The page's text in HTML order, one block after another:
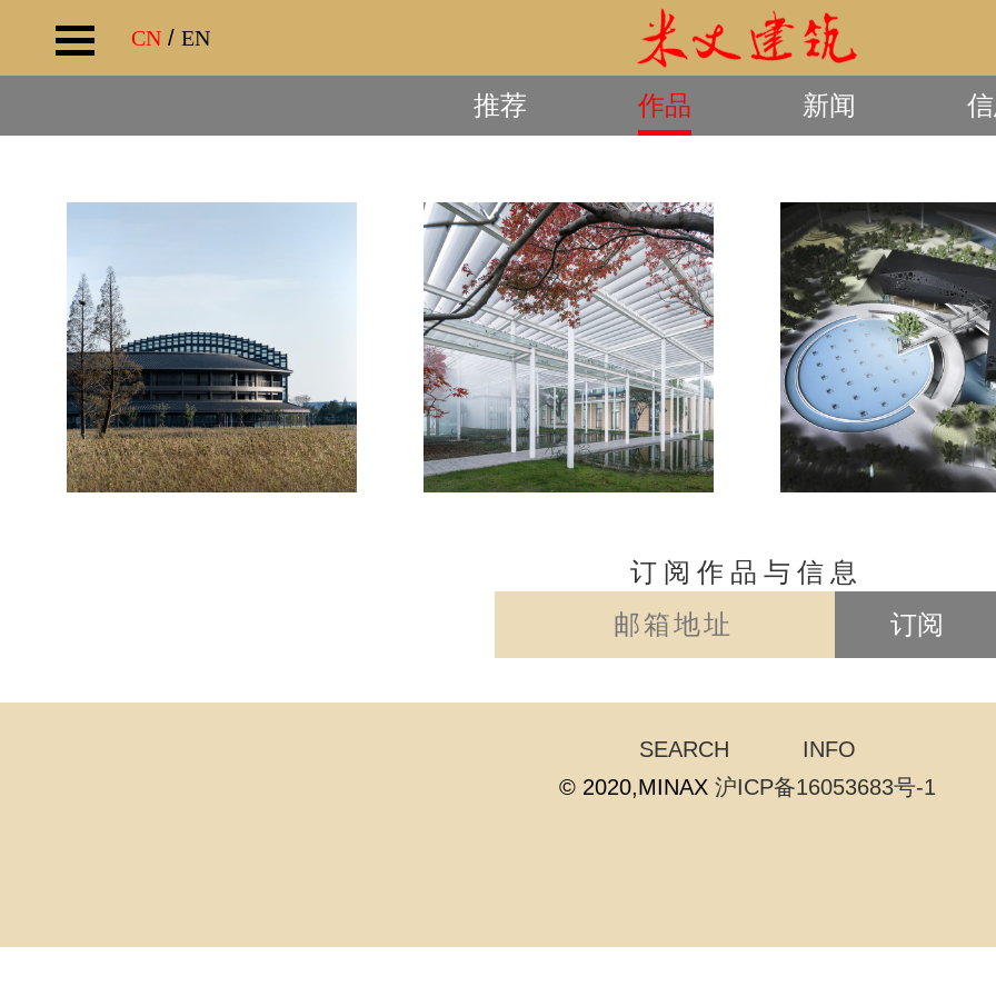
CN / EN
推荐 作品 新闻
订阅作品与信息
订阅
SEARCH
INFO
© 2020,MINAX 沪ICP备16053683号-1